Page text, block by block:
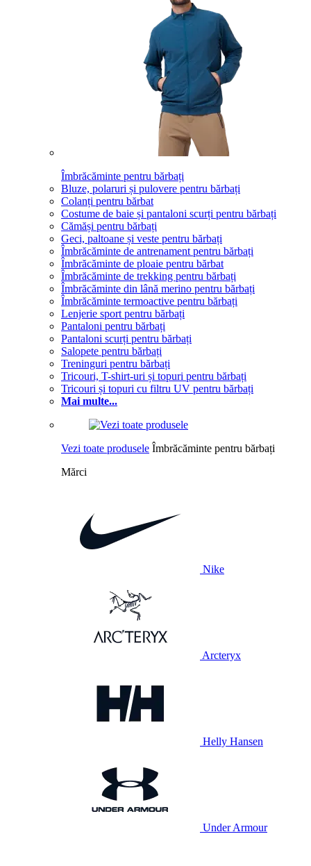
Îmbrăcăminte pentru bărbați
Bluze, polaruri și pulovere pentru bărbați
Colanți pentru bărbat
Costume de baie și pantaloni scurți pentru bărbați
Cămăși pentru bărbați
Geci, paltoane și veste pentru bărbați
Îmbrăcăminte de antrenament pentru bărbați
Îmbrăcăminte de ploaie pentru bărbat
Îmbrăcăminte de trekking pentru bărbați
Îmbrăcăminte din lână merino pentru bărbați
Îmbrăcăminte termoactive pentru bărbați
Lenjerie sport pentru bărbați
Pantaloni pentru bărbați
Pantaloni scurți pentru bărbați
Salopete pentru bărbați
Treninguri pentru bărbați
Tricouri, T-shirt-uri și topuri pentru bărbați
Tricouri și topuri cu filtru UV pentru bărbați
Mai multe...
Vezi toate produsele Îmbrăcăminte pentru bărbați
Mărci
Nike
Arcteryx
Helly Hansen
Under Armour